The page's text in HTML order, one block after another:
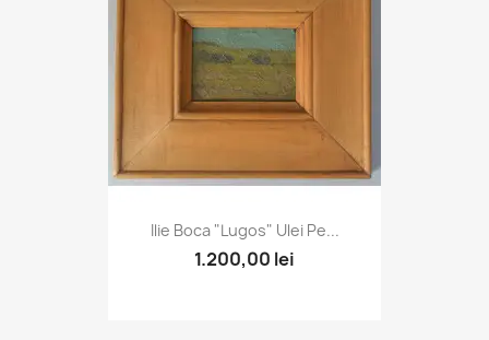
Ilie Boca "Lugos" Ulei Pe...
1.200,00 lei